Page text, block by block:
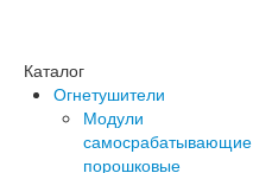
Каталог
Огнетушители
Модули
самосрабатывающие
порошковые